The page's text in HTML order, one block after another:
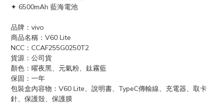
✦ 6500mAh 藍海電池
品牌：vivo
商品名稱：V60 Lite
NCC：CCAF255G0250T2
貨源：公司貨
顏色：曜夜黑、元氣粉、鈦霧藍
保固：一年
包裝盒內容物：V60 Lite、說明書、TypeC傳輸線、充電器、取卡
針、保護殼、保護膜